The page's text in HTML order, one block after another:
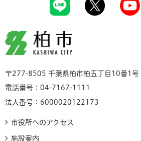
柏市
〒277-8505 千葉県柏市柏五丁目10番1号
電話番号：04-7167-1111
法人番号：6000020122173
市役所へのアクセス
施設案内